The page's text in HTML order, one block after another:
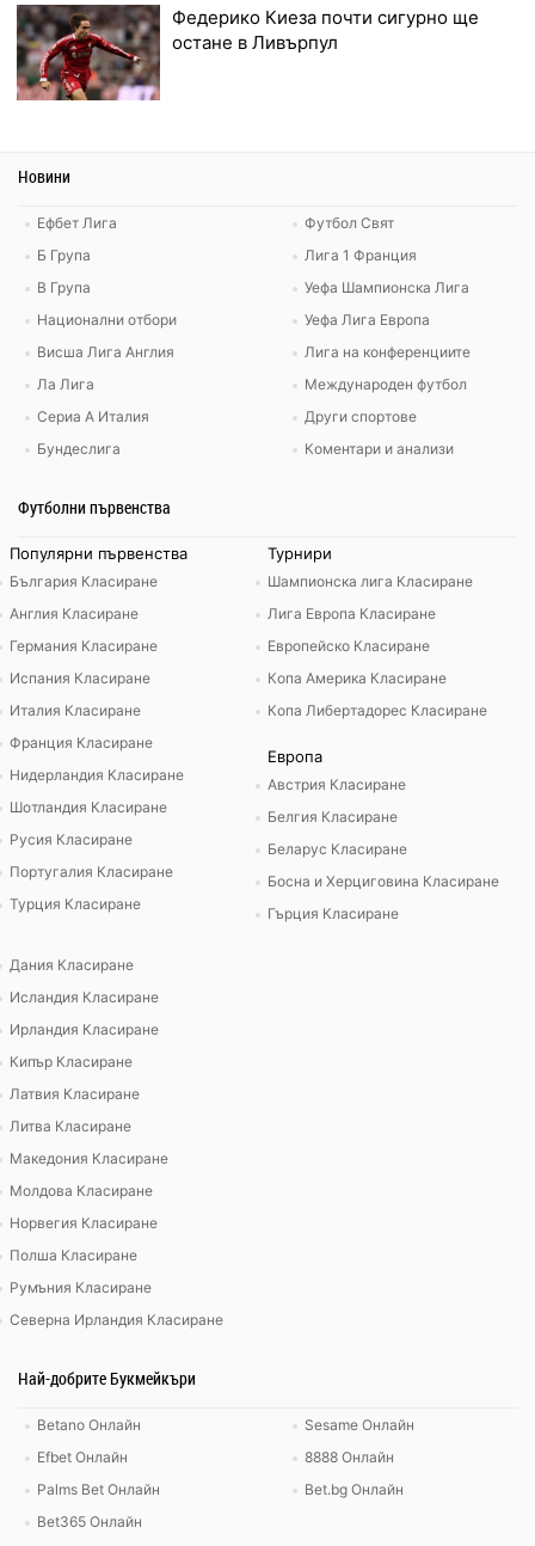
Федерико Киеза почти сигурно ще
остане в Ливърпул
Новини
Ефбет Лига
Б Група
В Група
Национални отбори
Висша Лига Англия
Ла Лига
Сериа А Италия
Бундеслига
Футбол Свят
Лига 1 Франция
Уефа Шампионска Лига
Уефа Лига Европа
Лига на конференциите
Международен футбол
Други спортове
Коментари и анализи
Футболни първенства
Популярни първенства
България Класиране
Англия Класиране
Германия Класиране
Испания Класиране
Италия Класиране
Франция Класиране
Нидерландия Класиране
Шотландия Класиране
Русия Класиране
Португалия Класиране
Турция Класиране
Турнири
Шампионска лига Класиране
Лига Европа Класиране
Европейско Класиране
Копа Америка Класиране
Копа Либертадорес Класиране
Европа
Австрия Класиране
Белгия Класиране
Беларус Класиране
Босна и Херциговина Класиране
Гърция Класиране
Дания Класиране
Исландия Класиране
Ирландия Класиране
Кипър Класиране
Латвия Класиране
Литва Класиране
Македония Класиране
Молдова Класиране
Норвегия Класиране
Полша Класиране
Румъния Класиране
Северна Ирландия Класиране
Най-добрите Букмейкъри
Betano Онлайн
Efbet Онлайн
Palms Bet Онлайн
Bet365 Онлайн
Sesame Онлайн
8888 Онлайн
Bet.bg Онлайн